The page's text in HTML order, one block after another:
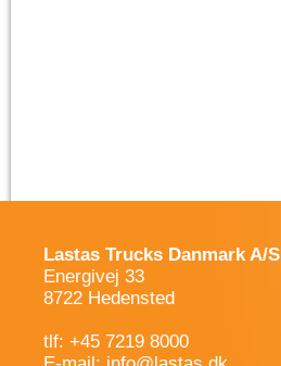
Lastas Trucks Danmark A/S
Energivej 33
8722 Hedensted
tlf: +45 7219 8000